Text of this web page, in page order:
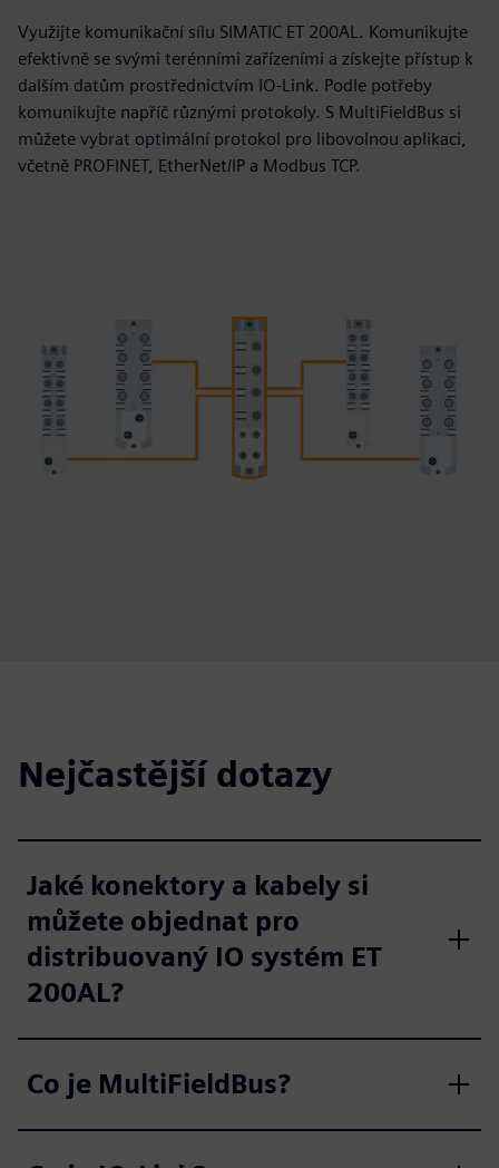
Využijte komunikační sílu SIMATIC ET 200AL. Komunikujte
efektivně se svými terénními zařízeními a získejte přístup k
dalším datům prostřednictvím IO‑Link. Podle potřeby
komunikujte napříč různými protokoly. S MultiFieldBus si
můžete vybrat optimální protokol pro libovolnou aplikaci,
včetně PROFINET, EtherNet/IP a Modbus TCP.
Nejčastější dotazy
Jaké konektory a kabely si
můžete objednat pro
distribuovaný IO systém ET
200AL?
Co je MultiFieldBus?